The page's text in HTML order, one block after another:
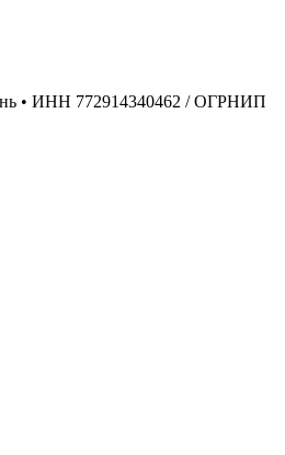
• ИНН 772914340462 / ОГРНИП